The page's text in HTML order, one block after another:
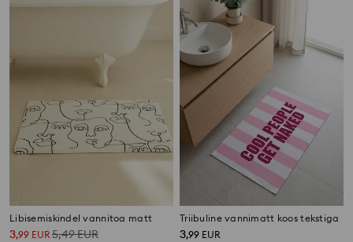
Libisemiskindel vannitoa matt
3,99 EUR5,49EUR
Triibuline vannimatt koos tekstiga
3,99 EUR